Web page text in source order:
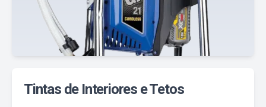
Tintas de Interiores e Tetos